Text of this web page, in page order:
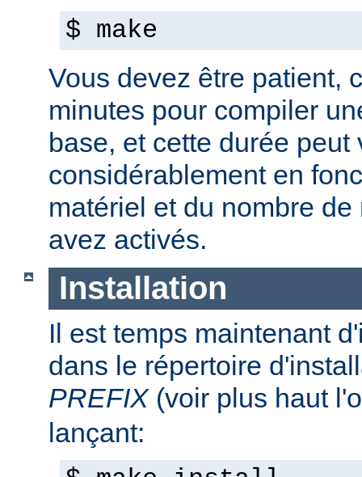
$ make
Vous devez être patient,
minutes pour compiler
base, et cette durée peut
considérablement en
matériel et du nombre
avez activés.
Installation
Il est temps maintenant
dans le répertoire
PREFIX(voir plus haut
lançant: